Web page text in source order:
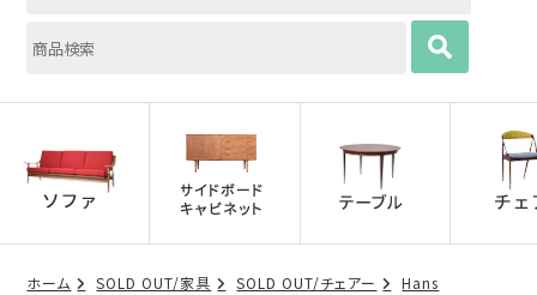
ホーム SOLD OUT/家具 SOLD OUT/チェアー
Hans